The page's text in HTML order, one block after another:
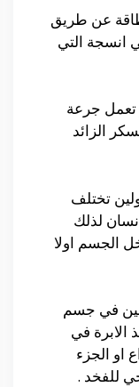
عن طريق
انسجة التي
تعمل جرعة
الزائد
تختلف
لذلك
الجسم اولا
في جسم
الابرة في
او الجزء
للفخد .